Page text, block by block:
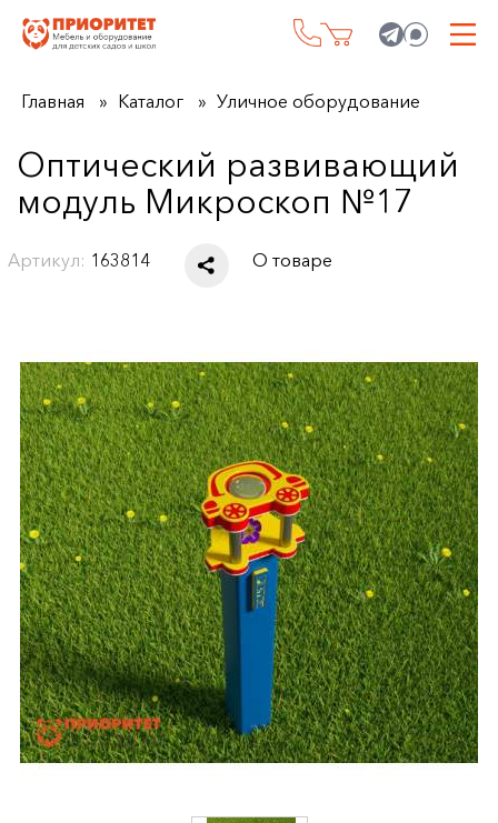
Главная Каталог Уличное оборудование
Оптический развивающий
модуль Микроскоп №17
Артикул: 163814 О товаре